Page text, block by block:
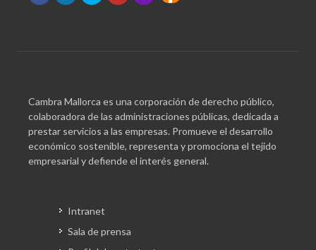
Cambra Mallorca es una corporación de derecho público,
colaboradora de las administraciones públicas, dedicada a
prestar servicios a las empresas. Promueve el desarrollo
económico sostenible, representa y promociona el tejido
empresarial y defiende el interés general.
Intranet
Sala de prensa